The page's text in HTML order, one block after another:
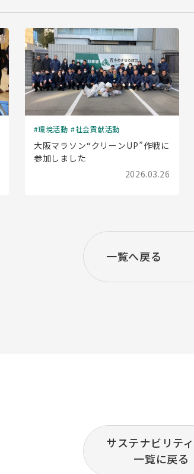
環境活動 社会貢献活動
大阪マラソン“クリーンUP”作戦に
参加しました
2026.03.26
一覧へ戻る
サステナビリテ
一覧に戻る